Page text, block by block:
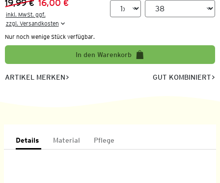
Vorheriger Preis:
19,99 €
Neuer Preis:
16,00 €
inkl. MwSt. ggf.
zzgl. Versandkosten
Nur noch wenige Stück verfügbar.
In den Warenkorb
ARTIKEL MERKEN GUT KOMBINIERT
Details Material Pflege